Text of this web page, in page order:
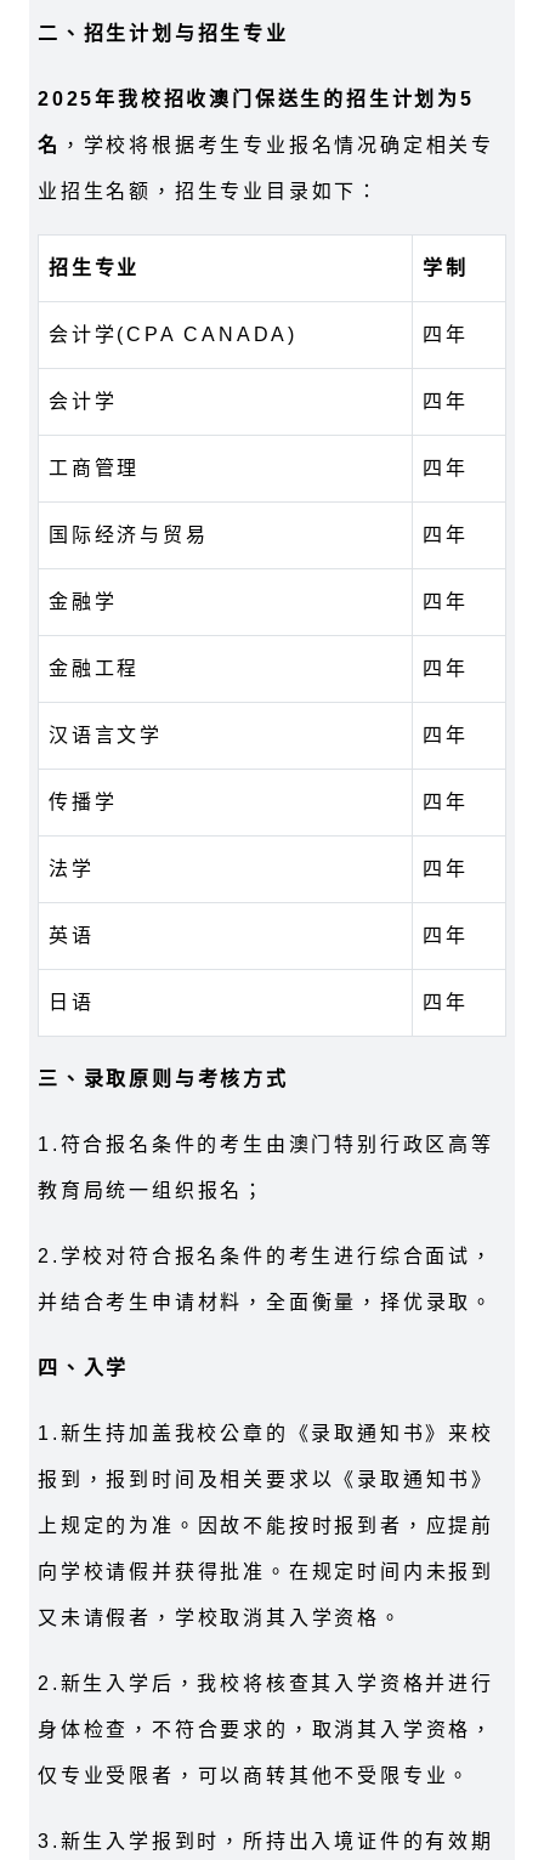
二、招生计划与招生专业
2025年我校招收澳门保送生的招生计划为5
名 ，学校将根据考生专业报名情况确定相关专
业招生名额，招生专业目录如下：
招生专业 学制
会计学(CPA CANADA) 四年
会计学 四年
工商管理 四年
国际经济与贸易 四年
金融学 四年
金融工程 四年
汉语言文学 四年
传播学 四年
法学 四年
英语 四年
日语 四年
三、录取原则与考核方式
1. 符合报名条件的考生由澳门特别行政区高等
教育局统一组织报名；
2. 学校对符合报名条件的考生进行综合面试，
并结合考生申请材料，全面衡量，择优录取。
四、入学
1. 新生持加盖我校公章的《录取通知书》来校
报到，报到时间及相关要求以《录取通知书》
上规定的为准。因故不能按时报到者，应提前
向学校请假并获得批准。在规定时间内未报到
又未请假者，学校取消其入学资格。
2. 新生入学后，我校将核查其入学资格并进行
身体检查，不符合要求的，取消其入学资格，
仅专业受限者，可以商转其他不受限专业。
3. 新生入学报到时，所持出入境证件的有效期